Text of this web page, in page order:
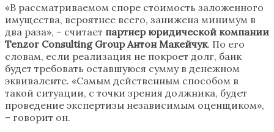
«В рассматриваемом споре стоимость заложенного
имущества, вероятнее всего, занижена минимум в
два раза», – считает партнер юридической компании
Tenzor Consulting Group Антон Макейчук. По его
словам, если реализация не покроет долг, банк
будет требовать оставшуюся сумму в денежном
эквиваленте. «Самым действенным способом в
такой ситуации, с точки зрения должника, будет
проведение экспертизы независимым оценщиком»,
– говорит он.